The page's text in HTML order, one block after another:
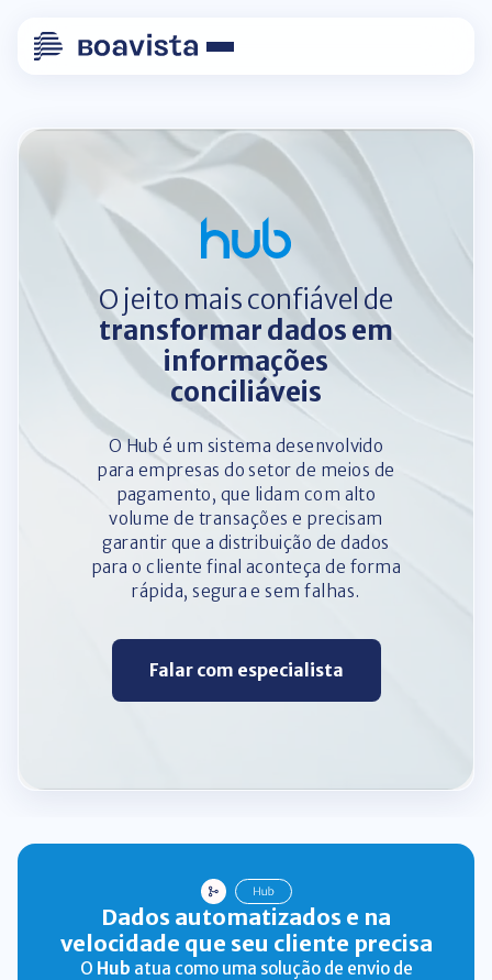
O jeito mais confiável de
transformar dados em
informações
conciliáveis
O Hub é um sistema desenvolvido
para empresas do setor de meios de
pagamento, que lidam com alto
volume de transações e precisam
garantir que a distribuição de dados
para o cliente final aconteça de forma
rápida, segura e sem falhas.
Falar com especialista
Dados automatizados e na
velocidade que seu cliente precisa
O Hub atua como uma solução de envio de